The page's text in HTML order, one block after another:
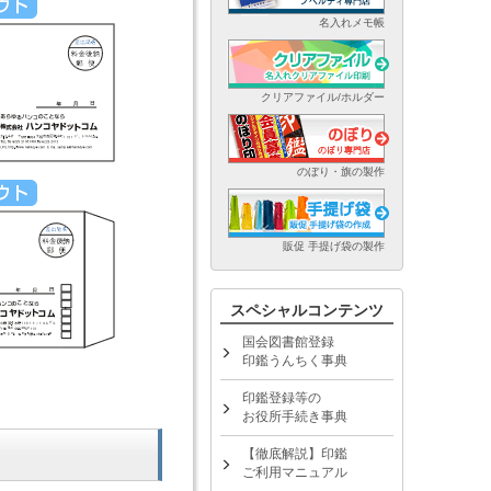
名入れメモ帳
クリアファイル/ホルダー
のぼり・旗の製作
販促 手提げ袋の製作
スペシャルコンテンツ
国会図書館登録
印鑑うんちく事典
印鑑登録等の
お役所手続き事典
【徹底解説】印鑑
ご利用マニュアル